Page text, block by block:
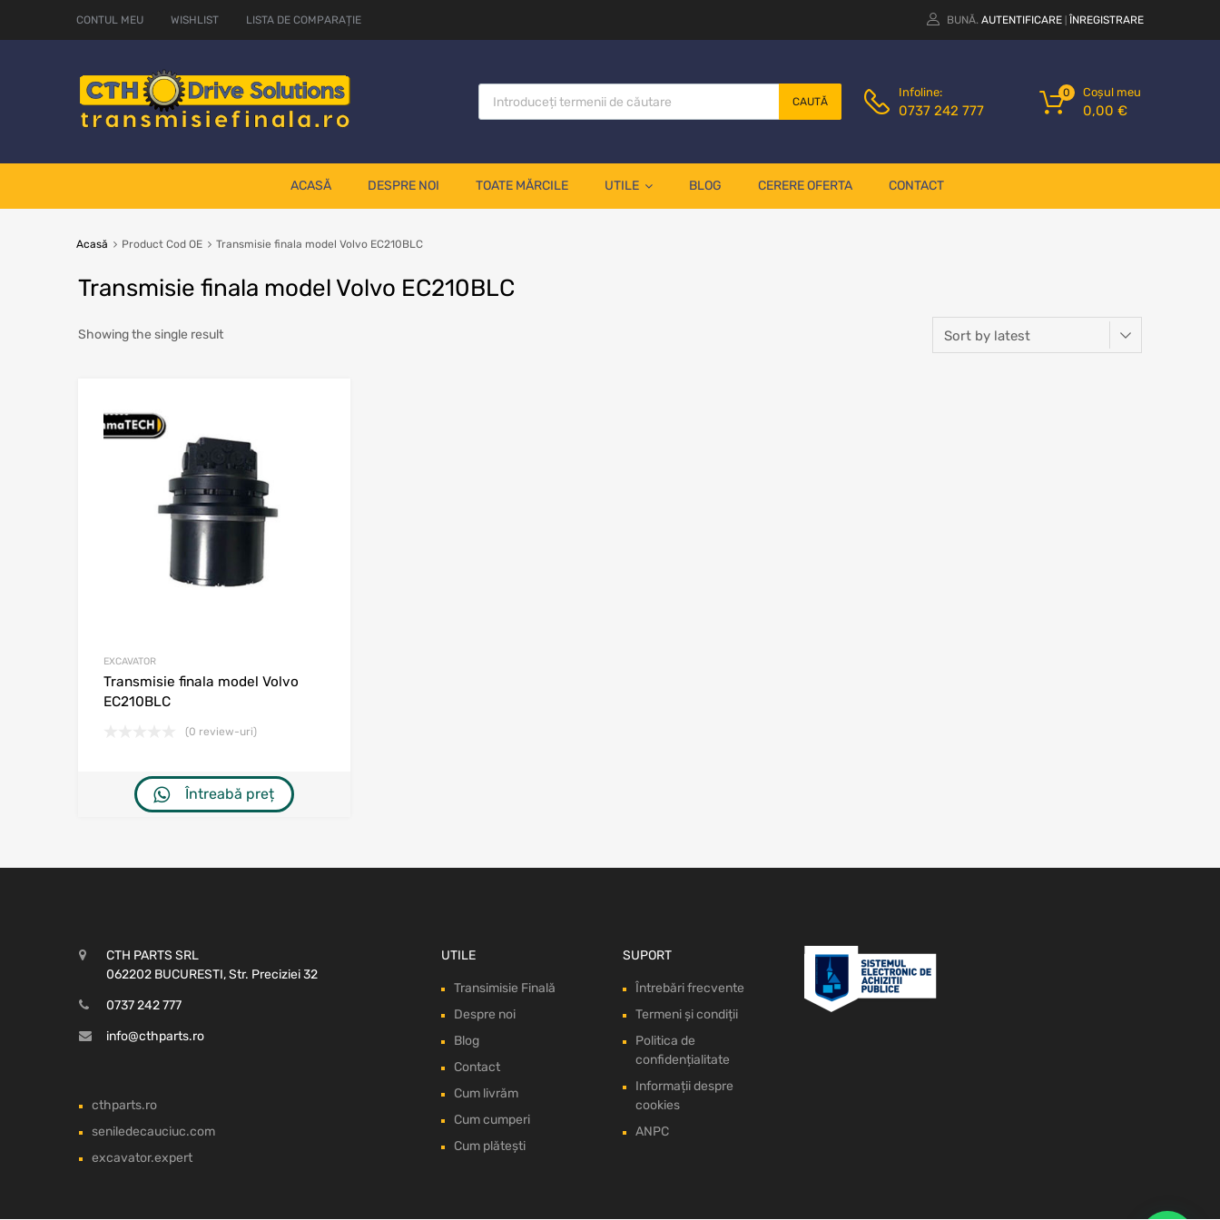
CONTUL MEU WISHLIST LISTA DE COMPARAȚIE BUNĂ. AUTENTIFICARE ÎNREGISTRARE
CAUTĂ
Infoline:
0737 242 777
Coșul meu
0,00 €
0
ACASĂ DESPRE NOI TOATE MĂRCILE UTILE BLOG CERERE OFERTA CONTACT
Acasă Product Cod OE Transmisie finala model Volvo EC210BLC
Transmisie finala model Volvo EC210BLC
Showing the single result
EXCAVATOR
Transmisie finala model Volvo
EC210BLC
(0 review-uri)
Întreabă preț
CTH PARTS SRL
062202 BUCURESTI, Str. Preciziei 32
0737 242 777
info@cthparts.ro
cthparts.ro
seniledecauciuc.com
excavator.expert
UTILE
Transimisie Finală
Despre noi
Blog
Contact
Cum livrăm
Cum cumperi
Cum plătești
SUPORT
Întrebări frecvente
Termeni și condiții
Politica de
confidențialitate
Informații despre
cookies
ANPC